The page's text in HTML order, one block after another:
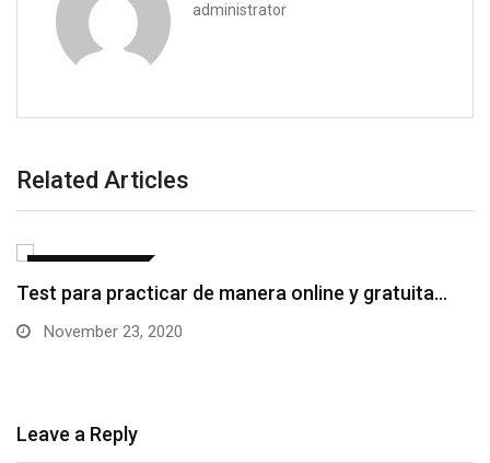
administrator
Related Articles
Test para practicar de manera online y gratuita…
November 23, 2020
Leave a Reply